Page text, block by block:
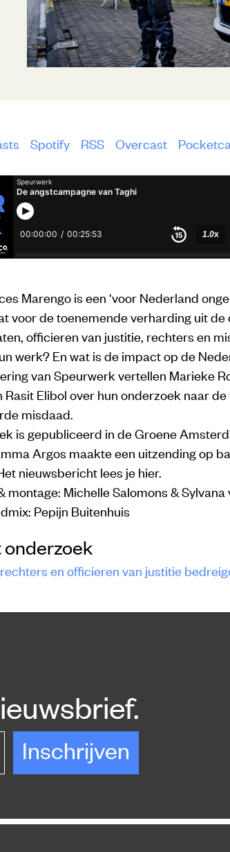
Spotify RSS Overcast
Marengo is een ‘voor Nederland
voor de toenemende verharding uit de
officieren van justitie, rechters en
werk? En wat is de impact op de
van Speurwerk vertellen Marieke
Rasit Elibol over hun onderzoek naar
misdaad.
is gepubliceerd in de Groene
Argos maakte een uitzending op
nieuwsbericht lees je hier.
montage: Michelle Salomons &
Pepijn Buitenhuis
onderzoek
en officieren van justitie
Inschrijven